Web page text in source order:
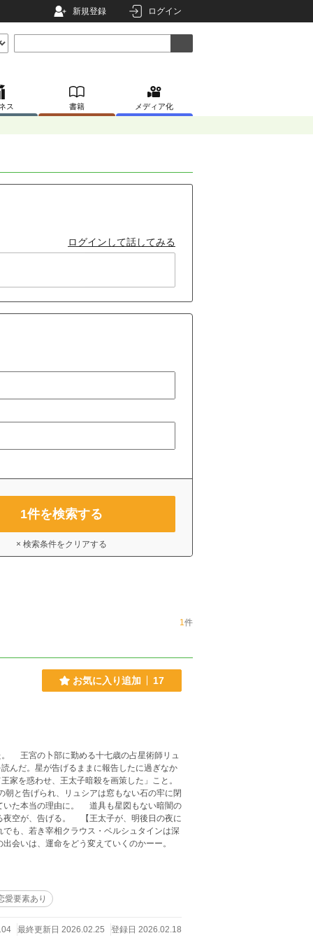
新規登録 ログイン
ス 書籍 メディア化
ログインして話してみる
1件を検索する
× 検索条件をクリアする
1件
お気に入り追加 17
ュ
んだ。星が告げるままに報告したに過ぎなか
家を惑わせ、王太子暗殺を画策した」こと。
告げられ、リュシアは窓もない石の牢に閉
太子が、明後日の夜に
断罪された少女の言葉に耳を傾けた。 二人の出会いは、運命をどう変えていくのかーー。
愛要素あり
最終更新日 2026.02.25 登録日 2026.02.18